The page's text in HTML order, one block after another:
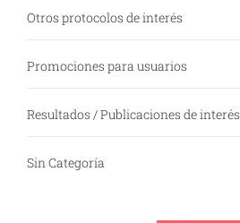
Otros protocolos de interés
Promociones para usuarios
Resultados / Publicaciones de interés
Sin Categoría